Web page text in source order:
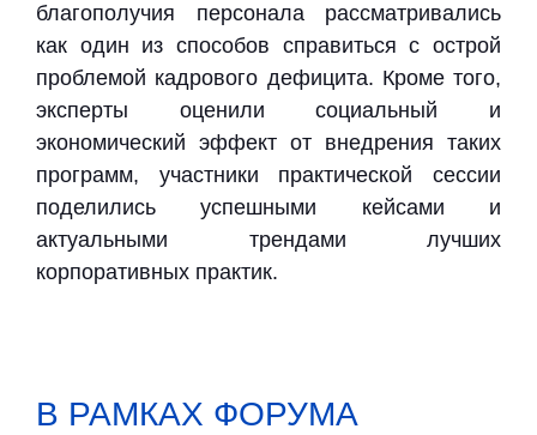
благополучия персонала рассматривались
как один из способов справиться с острой
проблемой кадрового дефицита. Кроме того,
эксперты оценили социальный и
экономический эффект от внедрения таких
программ, участники практической сессии
поделились успешными кейсами и
актуальными трендами лучших
корпоративных практик.
В РАМКАХ ФОРУМА